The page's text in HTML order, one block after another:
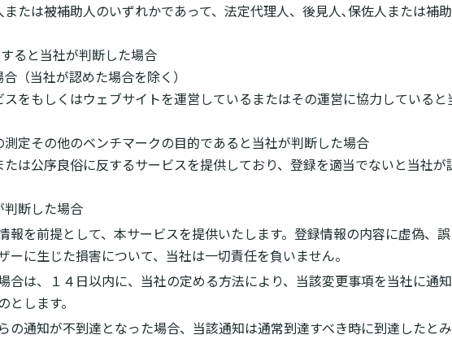
たは被補助人のいずれかであって、法定代理人、後見人､保佐人または補
ると当社が判断した場合
（当社が認めた場合を除く）
をもしくはウェブサイトを運営しているまたはその運営に協力していると
定その他のベンチマークの目的であると当社が判断した場合
は公序良俗に反するサービスを提供しており、登録を適当でないと当社が
断した場合
報を前提として、本サービスを提供いたします。登録情報の内容に虚偽、
に生じた損害について、当社は一切責任を負いません。
は、１４日以内に、当社の定める方法により、当該変更事項を当社に通知
します。
の通知が不到達となった場合、当該通知は通常到達すべき時に到達したと